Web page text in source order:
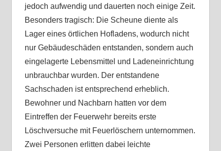
jedoch aufwendig und dauerten noch einige Zeit.
Besonders tragisch: Die Scheune diente als
Lager eines örtlichen Hofladens, wodurch nicht
nur Gebäudeschäden entstanden, sondern auch
eingelagerte Lebensmittel und Ladeneinrichtung
unbrauchbar wurden. Der entstandene
Sachschaden ist entsprechend erheblich.
Bewohner und Nachbarn hatten vor dem
Eintreffen der Feuerwehr bereits erste
Löschversuche mit Feuerlöschern unternommen.
Zwei Personen erlitten dabei leichte